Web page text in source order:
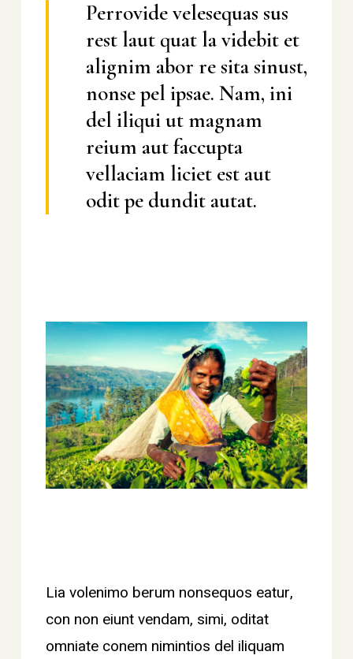
Perrovide velesequas sus
rest laut quat la videbit et
alignim abor re sita sinust,
nonse pel ipsae. Nam, ini
del iliqui ut magnam
reium aut faccupta
vellaciam liciet est aut
odit pe dundit autat.
Lia volenimo berum nonsequos eatur,
con non eiunt vendam, simi, oditat
omniate conem nimintios del iliquam